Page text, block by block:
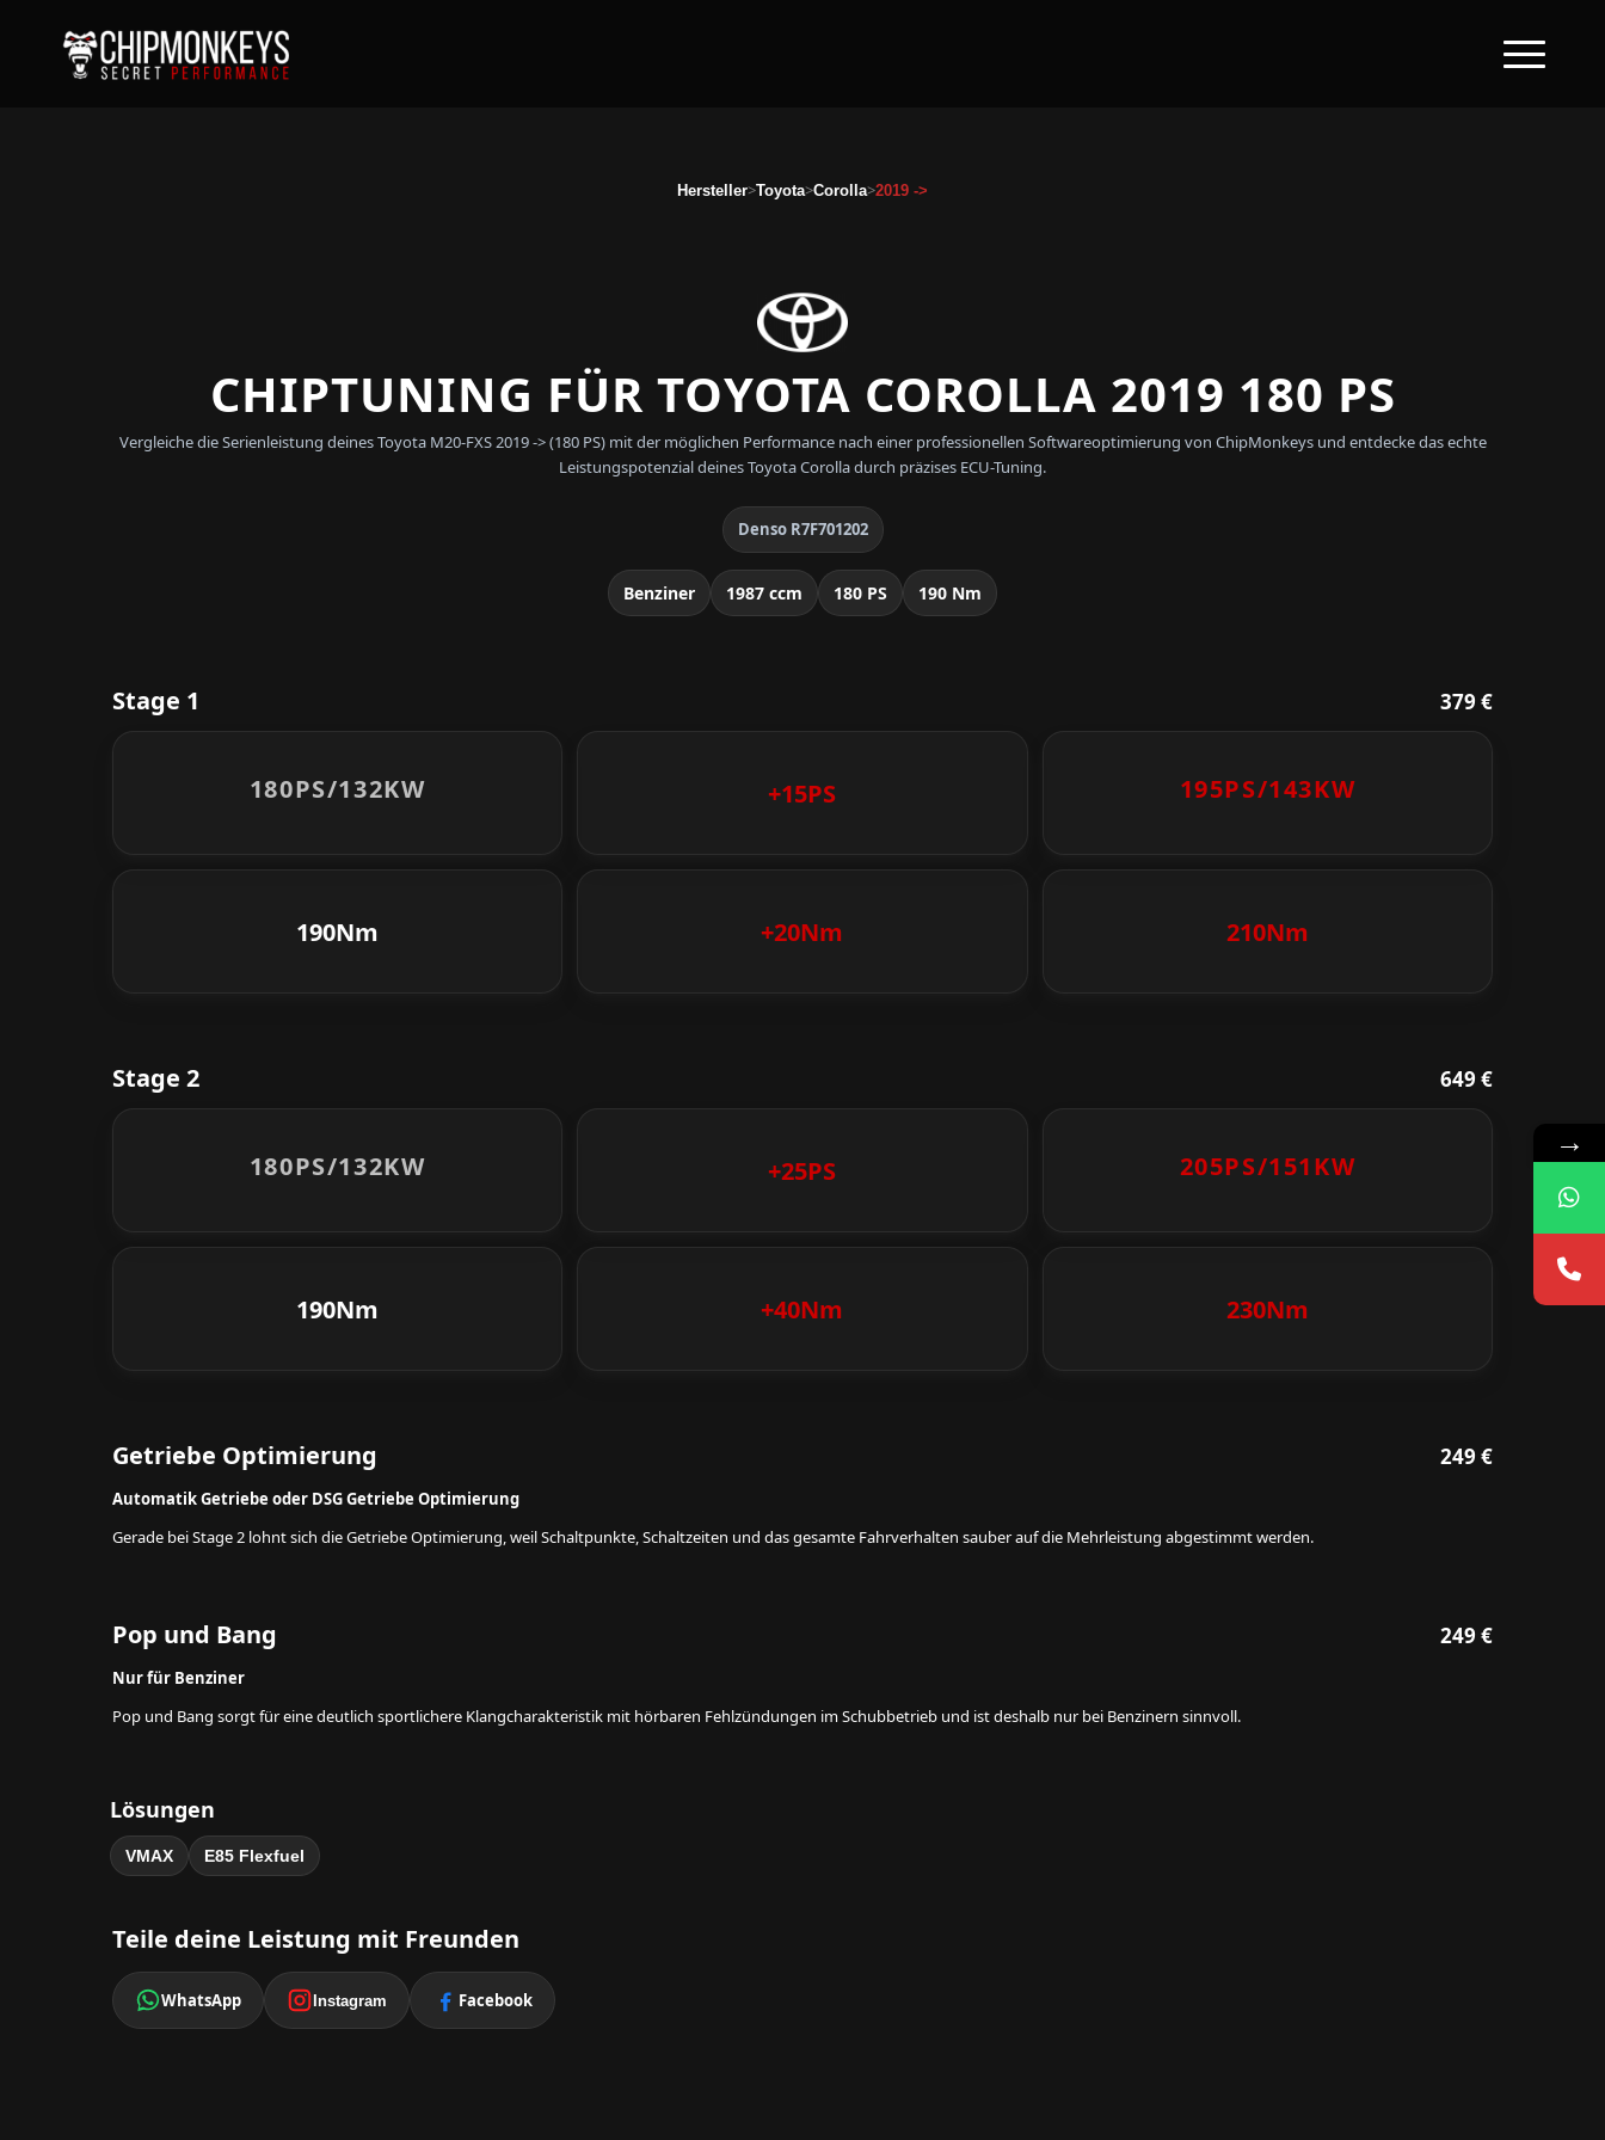
Hersteller>Toyota>Corolla>2019 ->
CHIPTUNING FÜR TOYOTA COROLLA 2019 180 PS
Vergleiche die Serienleistung deines Toyota M20-FXS 2019 -> (180 PS) mit der möglichen Performance nach einer professionellen Softwareoptimierung von ChipMonkeys und entdecke das echte
Leistungspotenzial deines Toyota Corolla durch präzises ECU-Tuning.
Denso R7F701202
Benziner 1987 ccm 180 PS 190 Nm
Stage 1 379 €
180PS/132KW +15PS 195PS/143KW
190Nm +20Nm 210Nm
Stage 2 649 €
180PS/132KW +25PS 205PS/151KW
190Nm +40Nm 230Nm
Getriebe Optimierung 249 €
Automatik Getriebe oder DSG Getriebe Optimierung
Gerade bei Stage 2 lohnt sich die Getriebe Optimierung, weil Schaltpunkte, Schaltzeiten und das gesamte Fahrverhalten sauber auf die Mehrleistung abgestimmt werden.
Pop und Bang 249 €
Nur für Benziner
Pop und Bang sorgt für eine deutlich sportlichere Klangcharakteristik mit hörbaren Fehlzündungen im Schubbetrieb und ist deshalb nur bei Benzinern sinnvoll.
Lösungen
VMAX E85 Flexfuel
Teile deine Leistung mit Freunden
WhatsApp Instagram Facebook
→